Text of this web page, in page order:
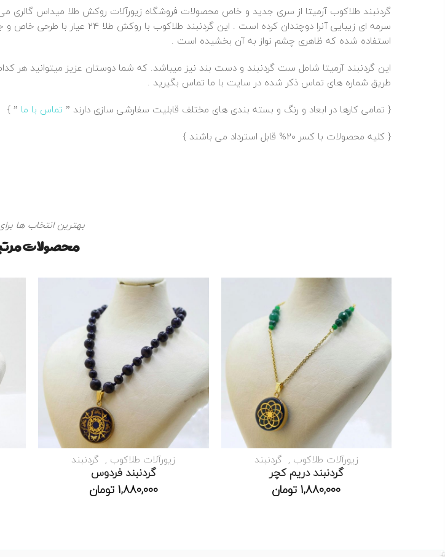
گردنبند طلاکوب آرمیتا از سری جدید و خاص محصولات فروشگاه زیورآلات روکش طلا میداس گالری
سرمه ای زیبایی آنرا دوچندان کرده
استفاده شده که ظاهری چشم نواز به آن بخشیده است .
این گردنبند آرمیتا شامل ست گردنبند و دست بند نیز میباشد. که شما دوستان عزیز میتوانید
طریق شماره های تماس ذکر شده در سایت با ما تماس بگیرید .
{ تمامی کارها در ابعاد و رنگ و بسته بندی های مختلف قابلیت سفارشی سازی دارند ” تماس با ما ” }
{ کلیه محصولات با کسر 20% قابل استرداد می باشند }
بهترین انتخاب ها
محصولات
زیورآلات طلاکوب گردنبند
گردنبند دریم کچر
1,880,000 تومان
زیورآلات طلاکوب گردنبند
گردنبند فردوس
1,880,000 تومان